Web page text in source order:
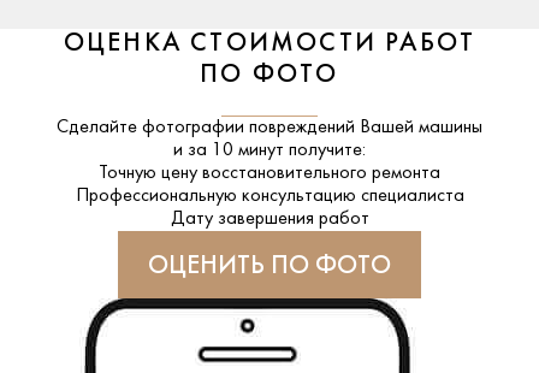
ОЦЕНКА СТОИМОСТИ РАБОТ
ПО ФОТО
Сделайте фотографии повреждений Вашей машины
и за 10 минут получите:
Точную цену восстановительного ремонта
Профессиональную консультацию специалиста
Дату завершения работ
ОЦЕНИТЬ ПО ФОТО